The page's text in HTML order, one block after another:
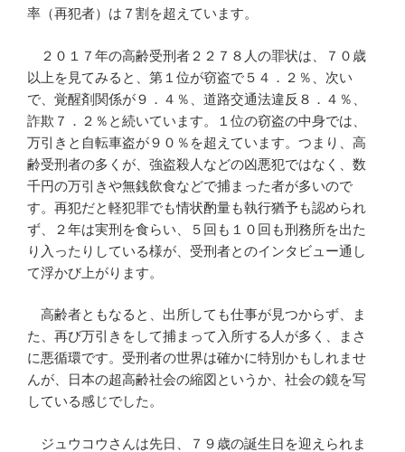
率（再犯者）は７割を超えています。
２０１７年の高齢受刑者２２７８人の罪状は、７０歳
以上を見てみると、第１位が窃盗で５４．２％、次い
で、覚醒剤関係が９．４％、道路交通法違反８．４％、
詐欺７．２％と続いています。１位の窃盗の中身では、
万引きと自転車盗が９０％を超えています。つまり、高
齢受刑者の多くが、強盗殺人などの凶悪犯ではなく、数
千円の万引きや無銭飲食などで捕まった者が多いので
す。再犯だと軽犯罪でも情状酌量も執行猶予も認められ
ず、２年は実刑を食らい、５回も１０回も刑務所を出た
り入ったりしている様が、受刑者とのインタビュー通し
て浮かび上がります。
高齢者ともなると、出所しても仕事が見つからず、ま
た、再び万引きをして捕まって入所する人が多く、まさ
に悪循環です。受刑者の世界は確かに特別かもしれませ
んが、日本の超高齢社会の縮図というか、社会の鏡を写
している感じでした。
ジュウコウさんは先日、７９歳の誕生日を迎えられま